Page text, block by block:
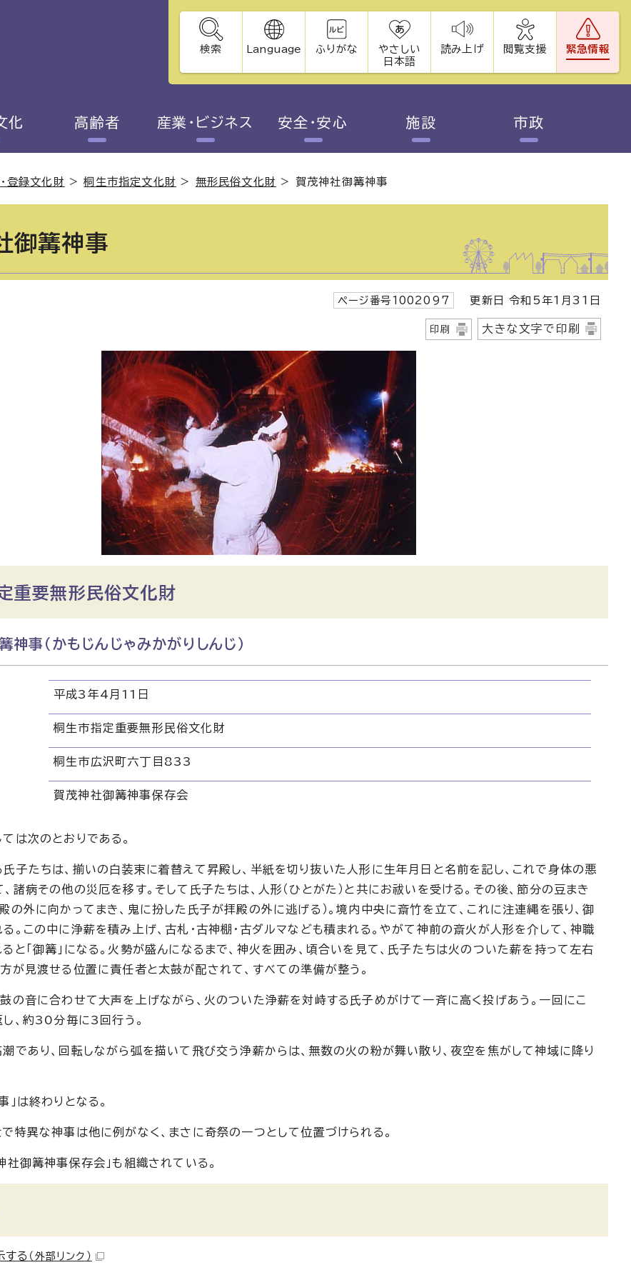
検索 Language ふりがな
やさしい
日本語
読み上げ 閲覧支援 緊急情報
化 高齢者 産業・ビジネス 安全・安心 施設 市政
登録文化財 >桐生市指定文化財 > 無形民俗文化財 > 賀茂神社御篝神事
御篝神事
ページ番号1002097 更新日 令和5年1月31日
印刷 大きな文字で印刷
重要無形民俗文化財
神事（かもじんじゃみかがりしんじ）
平成3年4月11日
桐生市指定重要無形民俗文化財
桐生市広沢町六丁目833
賀茂神社御篝神事保存会
は次のとおりである。
子たちは、揃いの白装束に着替えて昇殿し、半紙を切り抜いた人形に生年月日と名前を記し、これで身体の悪
諸病その他の災厄を移す。そして氏子たちは、人形（ひとがた）と共にお祓いを受ける。その後、節分の豆まき
の外に向かってまき、鬼に扮した氏子が拝殿の外に逃げる）。境内中央に斎竹を立て、これに注連縄を張り、御
。この中に浄薪を積み上げ、古札・古神棚・古ダルマなども積まれる。やがて神前の斎火が人形を介して、神職
と「御篝」になる。火勢が盛んになるまで、神火を囲み、頃合いを見て、氏子たちは火のついた薪を持って左右
が見渡せる位置に責任者と太鼓が配されて、すべての準備が整う。
鼓の音に合わせて大声を上げながら、火のついた浄薪を対峙する氏子めがけて一斉に高く投げあう。一回にこ
、約30分毎に3回行う。
であり、回転しながら弧を描いて飛び交う浄薪からは、無数の火の粉が舞い散り、夜空を焦がして神域に降り
」は終わりとなる。
特異な神事は他に例がなく、まさに奇祭の一つとして位置づけられる。
社御篝神事保存会」も組織されている。
する （外部リンク）